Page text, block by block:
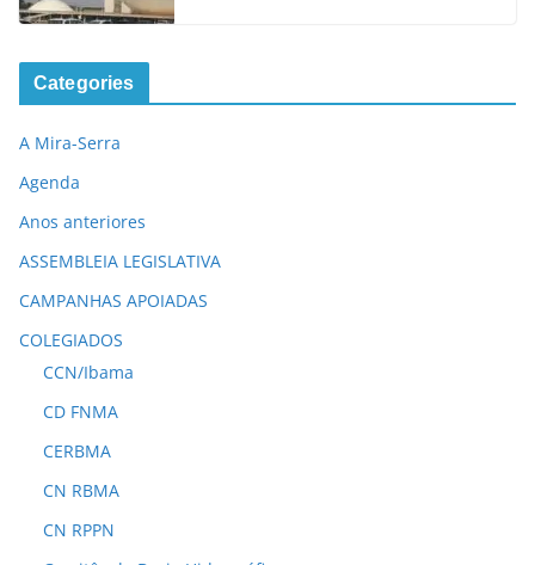
Categories
A Mira-Serra
Agenda
Anos anteriores
ASSEMBLEIA LEGISLATIVA
CAMPANHAS APOIADAS
COLEGIADOS
CCN/Ibama
CD FNMA
CERBMA
CN RBMA
CN RPPN